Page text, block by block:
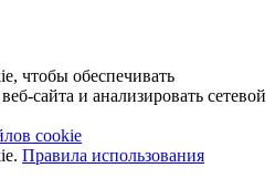
чтобы обеспечивать
сайта и анализировать сетевой
cookie
Правила использования